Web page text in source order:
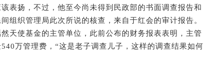
表扬，不过，他至今尚未得到民政部的书面调查报告和
组织管理局此次所说的核查，来自于红会的审计报告。
天使基金的主管单位，此前公布的财务报表表明，主管
万管理费，“这是老子调查儿子，这样的调查结果如何